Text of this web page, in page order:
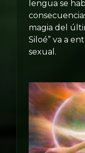
lengua se
magia del
Siloé” va a
sexual.